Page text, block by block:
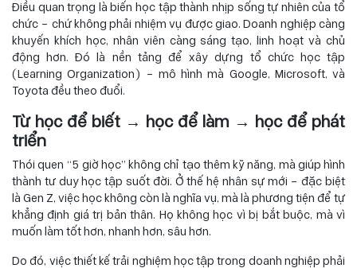
Điều quan trọng là biến học tập thành nhịp sống tự nhiên của tổ
chức – chứ không phải nhiệm vụ được giao. Doanh nghiệp càng
khuyến khích học, nhân viên càng sáng tạo, linh hoạt và chủ
động hơn. Đó là nền tảng để xây dựng tổ chức học tập
(Learning Organization) – mô hình mà Google, Microsoft, và
Toyota đều theo đuổi.
Từ học để biết → học để làm → học để phát
triển
Thói quen “5 giờ học” không chỉ tạo thêm kỹ năng, mà giúp hình
thành tư duy học tập suốt đời. Ở thế hệ nhân sự mới – đặc biệt
là Gen Z, việc học không còn là nghĩa vụ, mà là phương tiện để tự
khẳng định giá trị bản thân. Họ không học vì bị bắt buộc, mà vì
muốn làm tốt hơn, nhanh hơn, sâu hơn.
Do đó, việc thiết kế trải nghiệm học tập trong doanh nghiệp phải